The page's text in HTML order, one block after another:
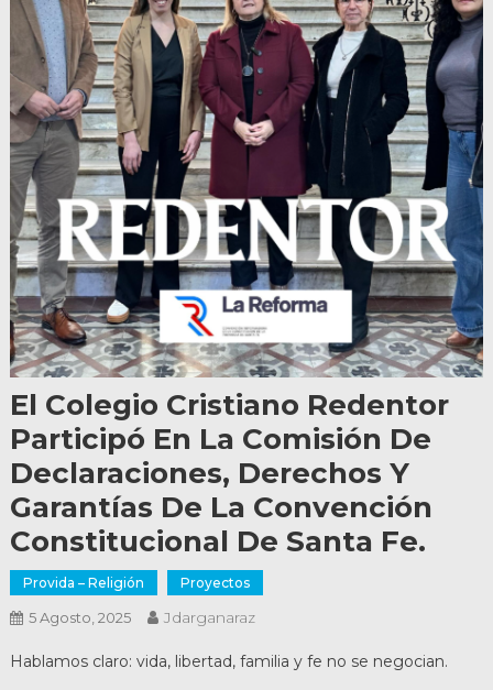
El Colegio Cristiano Redentor
Participó En La Comisión De
Declaraciones, Derechos Y
Garantías De La Convención
Constitucional De Santa Fe.
Provida – Religión Proyectos
5 Agosto, 2025 Jdarganaraz
Hablamos claro: vida, libertad, familia y fe no se negocian.